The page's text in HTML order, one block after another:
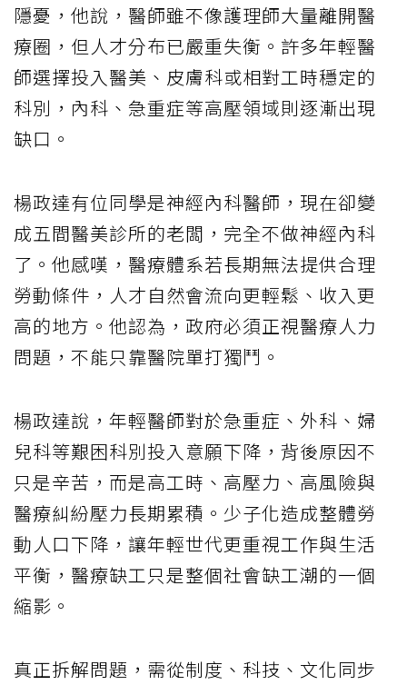
隱憂，他說，醫師雖不像護理師大量離開醫
療圈，但人才分布已嚴重失衡。許多年輕醫
師選擇投入醫美、皮膚科或相對工時穩定的
科別，內科、急重症等高壓領域則逐漸出現
缺口。
楊政達有位同學是神經內科醫師，現在卻變
成五間醫美診所的老闆，完全不做神經內科
了。他感嘆，醫療體系若長期無法提供合理
勞動條件，人才自然會流向更輕鬆、收入更
高的地方。他認為，政府必須正視醫療人力
問題，不能只靠醫院單打獨鬥。
楊政達說，年輕醫師對於急重症、外科、婦
兒科等艱困科別投入意願下降，背後原因不
只是辛苦，而是高工時、高壓力、高風險與
醫療糾紛壓力長期累積。少子化造成整體勞
動人口下降，讓年輕世代更重視工作與生活
平衡，醫療缺工只是整個社會缺工潮的一個
縮影。
真正拆解問題，需從制度、科技、文化同步